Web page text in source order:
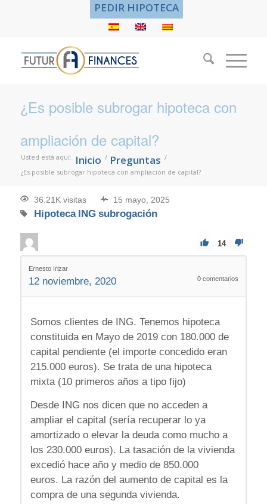
PEDIR HIPOTECA
¿Es posible subrogar hipoteca con
ampliación de capital?
Usted está aquí: Inicio / Preguntas /
¿Es posible subrogar hipoteca con ampliación de capital?
36.21K visitas 15 mayo, 2025
Hipoteca ING subrogación
14
Ernesto Irizar
12 noviembre, 2020 0 comentarios
Somos clientes de ING. Tenemos hipoteca
constituida en Mayo de 2019 con 180.000 de
capital pendiente (el importe concedido eran
215.000 euros). Se trata de una hipoteca
mixta (10 primeros años a tipo fijo)
Desde ING nos dicen que no acceden a
ampliar el capital (sería recuperar lo ya
amortizado o elevar la deuda como mucho a
los 230.000 euros). La tasación de la vivienda
excedió hace año y medio de 850.000
euros. La razón del aumento de capital es la
compra de una segunda vivienda.